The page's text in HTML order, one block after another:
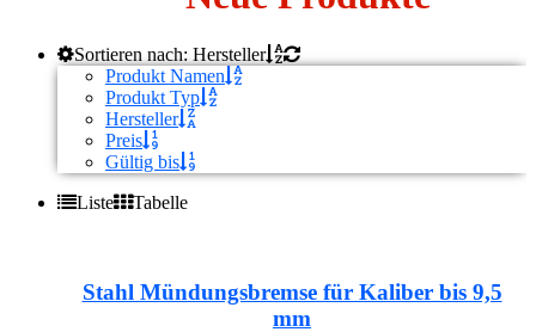
Sortieren nach: Hersteller
Produkt Namen
Produkt Typ
Hersteller
Preis
Gültig bis
Liste
Tabelle
Stahl Mündungsbremse für Kaliber bis 9,5
mm